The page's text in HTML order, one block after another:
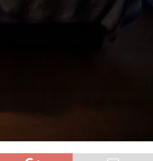
el futuro del Casino Municipal de
para mejorar el alumbrado
Argentina y Perú del 6 al 17 de